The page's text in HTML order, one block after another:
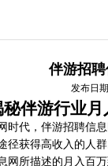
伴游招
发布日
秘伴游行业
时代，伴游招聘信
径获得高收入的人
网所描述的月入百